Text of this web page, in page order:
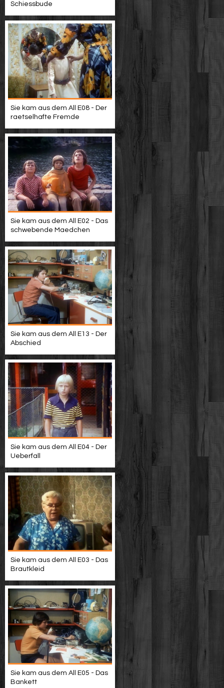
Schiessbude
Sie kam aus dem All E08 - Der
raetselhafte Fremde
Sie kam aus dem All E02 - Das
schwebende Maedchen
Sie kam aus dem All E13 - Der
Abschied
Sie kam aus dem All E04 - Der
Ueberfall
Sie kam aus dem All E03 - Das
Brautkleid
Sie kam aus dem All E05 - Das
Bankett